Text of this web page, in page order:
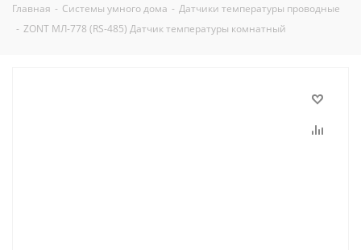
Главная - Системы умного дома - Датчики температуры проводные
- ZONT МЛ-778 (RS-485) Датчик температуры комнатный